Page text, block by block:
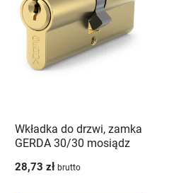
Wkładka do drzwi, zamka
GERDA 30/30 mosiądz
28,73 zł brutto